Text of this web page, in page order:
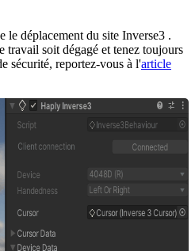
le déplacement du site Inverse3 .
travail soit dégagé et tenez toujours
sécurité, reportez-vous à l'article